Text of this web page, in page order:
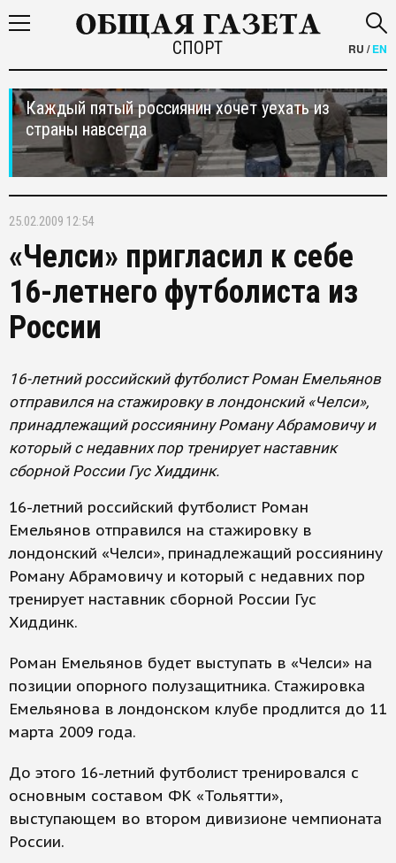
СПОРТ RU /EN
Каждый пятый россиянин хочет уехать из
страны навсегда
25.02.2009 12:54
«Челси» пригласил к себе
16-летнего футболиста из
России
16-летний российский футболист Роман Емельянов
отправился на стажировку в лондонский «Челси»,
принадлежащий россиянину Роману Абрамовичу и
который с недавних пор тренирует наставник
сборной России Гус Хиддинк.
16-летний российский футболист Роман
Емельянов отправился на стажировку в
лондонский «Челси», принадлежащий россиянину
Роману Абрамовичу и который с недавних пор
тренирует наставник сборной России Гус
Хиддинк.
Роман Емельянов будет выступать в «Челси» на
позиции опорного полузащитника. Стажировка
Емельянова в лондонском клубе продлится до 11
марта 2009 года.
До этого 16-летний футболист тренировался с
основным составом ФК «Тольятти»,
выступающем во втором дивизионе чемпионата
России.